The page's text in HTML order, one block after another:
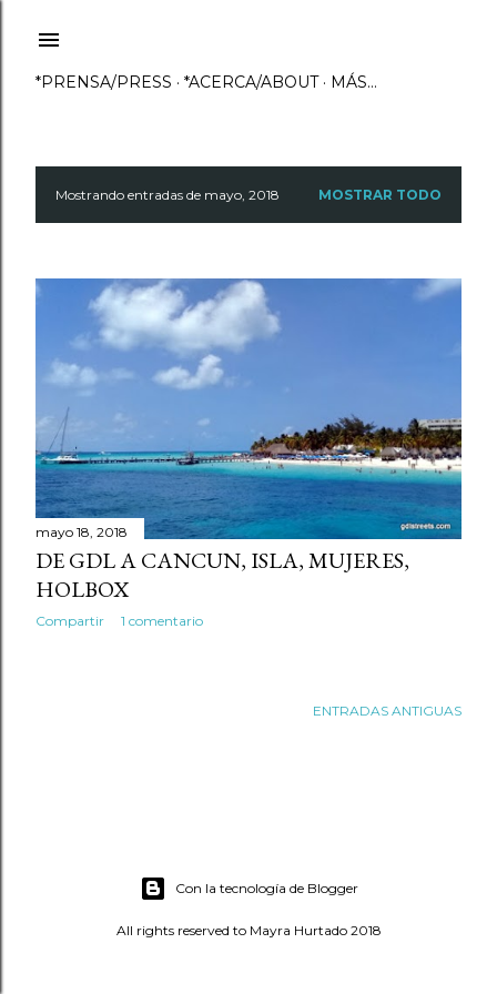
*PRENSA/PRESS *ACERCA/ABOUT MÁS…
E
t
d
a
s
Mostrando entradas de mayo, 2018 MOSTRAR TODO
mayo 18, 2018
DE GDL A CANCUN, ISLA, MUJERES,
HOLBOX
Compartir 1 comentario
ENTRADAS ANTIGUAS
Con la tecnología de Blogger
All rights reserved to Mayra Hurtado 2018